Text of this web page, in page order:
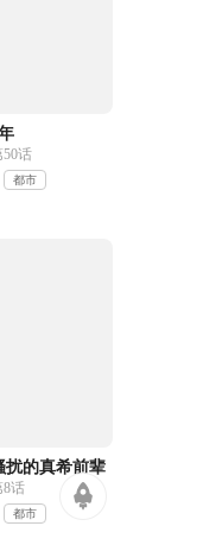
50话
都市
扰的真希前辈
8话
都市